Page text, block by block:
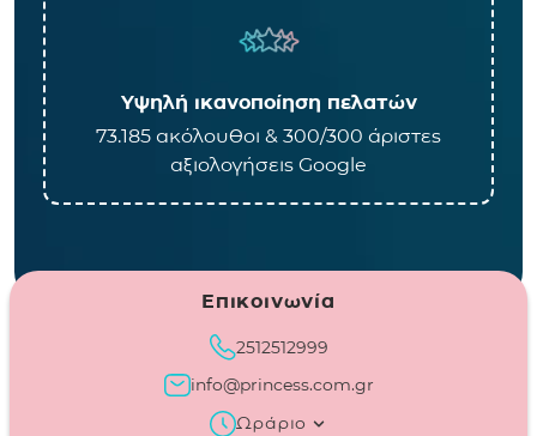
Υψηλή ικανοποίηση πελατών
73.185 ακόλουθοι & 300/300 άριστες
αξιολογήσεις Google
Επικοινωνία
2512512999
info@princess.com.gr
Ωράριο